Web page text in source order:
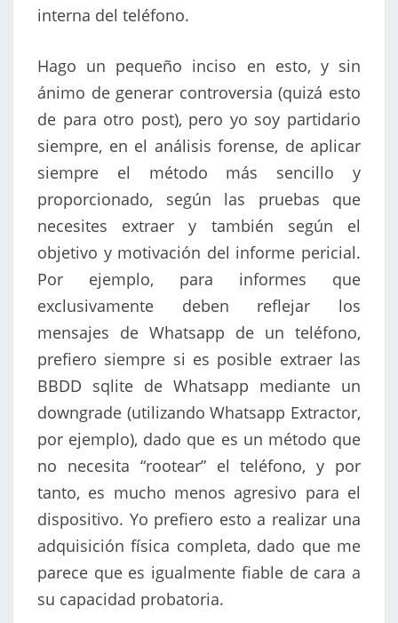
interna del teléfono.
Hago un pequeño inciso en esto, y sin
ánimo de generar controversia (quizá esto
de para otro post), pero yo soy partidario
siempre, en el análisis forense, de aplicar
siempre el método más sencillo y
proporcionado, según las pruebas que
necesites extraer y también según el
objetivo y motivación del informe pericial.
Por ejemplo, para informes que
exclusivamente deben reflejar los
mensajes de Whatsapp de un teléfono,
prefiero siempre si es posible extraer las
BBDD sqlite de Whatsapp mediante un
downgrade (utilizando Whatsapp Extractor,
por ejemplo), dado que es un método que
no necesita “rootear” el teléfono, y por
tanto, es mucho menos agresivo para el
dispositivo. Yo prefiero esto a realizar una
adquisición física completa, dado que me
parece que es igualmente fiable de cara a
su capacidad probatoria.